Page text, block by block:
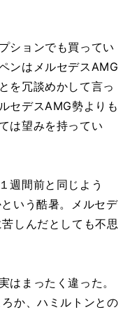
ションでも買ってい
ンはメルセデスAMG
を冗談めかして言っ
セデスAMG勢よりも
は望みを持ってい
週間前と同じよう
いう酷暑。メルセデ
しんだとしても不思
まったく違った。
か、ハミルトンとの